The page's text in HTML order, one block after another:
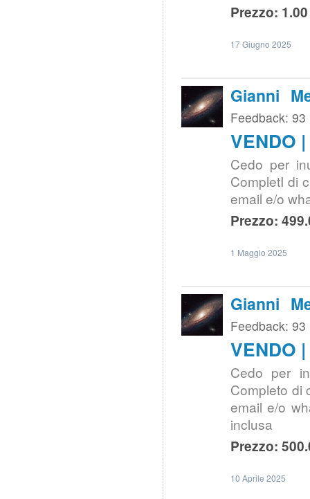
Prezzo:
17 Giugno 2025
Gianni
Feedback: 93
VENDO
Cedo per
CompletI di
email e/o
Prezzo:
1 Maggio 2025
Gianni
Feedback: 93
VENDO
Cedo per
Completo di
email e/o
inclusa
Prezzo:
10 Aprile 2025